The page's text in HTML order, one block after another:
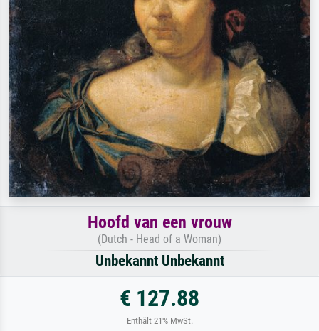
Hoofd van een vrouw
(Dutch - Head of a Woman)
Unbekannt Unbekannt
€ 127.88
Enthält 21% MwSt.